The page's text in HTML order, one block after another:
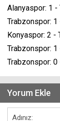
Alanyaspor: 1 -
Trabzonspor: 1
Konyaspor: 2 -
Trabzonspor: 1
Trabzonspor:
Yorum Ekle